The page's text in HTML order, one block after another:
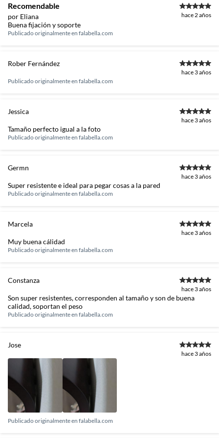
Recomendable
por Eliana hace 2 años
Buena fijación y soporte
Publicado originalmente en falabella.com
Rober Fernández
hace 3 años
Publicado originalmente en falabella.com
Jessica
hace 3 años
Tamaño perfecto igual a la foto
Publicado originalmente en falabella.com
Germn
hace 3 años
Super resistente e ideal para pegar cosas a la pared
Publicado originalmente en falabella.com
Marcela
hace 3 años
Muy buena cálidad
Publicado originalmente en falabella.com
Constanza
hace 3 años
Son super resistentes, corresponden al tamaño y son de buena
calidad, soportan el peso
Publicado originalmente en falabella.com
Jose
hace 3 años
Publicado originalmente en falabella.com